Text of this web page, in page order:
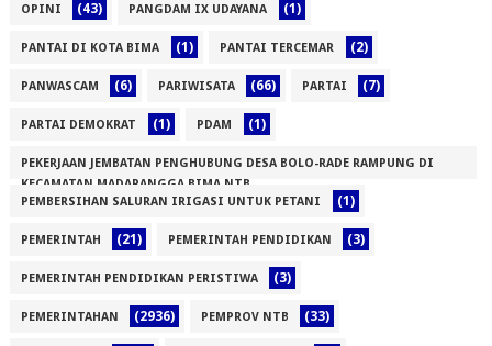
OPINI (43) PANGDAM IX UDAYANA (1)
PANTAI DI KOTA BIMA (1) PANTAI TERCEMAR (2)
PANWASCAM (6) PARIWISATA (66) PARTAI (7)
PARTAI DEMOKRAT (1) PDAM (1)
PEKERJAAN JEMBATAN PENGHUBUNG DESA BOLO-RADE RAMPUNG DI
KECAMATAN MADAPANGGA BIMA NTB
(1)PEMBERSIHAN SALURAN IRIGASI UNTUK PETANI (1)
PEMERINTAH (21) PEMERINTAH PENDIDIKAN (3)
PEMERINTAH PENDIDIKAN PERISTIWA (3)
PEMERINTAHAN (2936) PEMPROV NTB (33)